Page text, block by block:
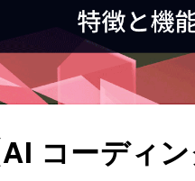
AI コーディ